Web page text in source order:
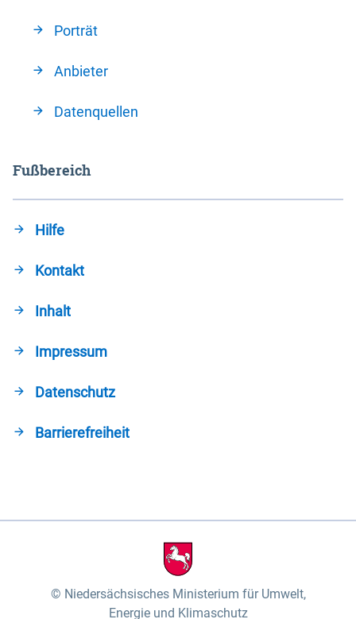
Porträt
Anbieter
Datenquellen
Fußbereich
Hilfe
Kontakt
Inhalt
Impressum
Datenschutz
Barrierefreiheit
Niedersächsisches Ministerium für Umwelt,
Energie und Klimaschutz